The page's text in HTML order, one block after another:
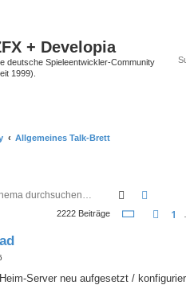
+ Developia
deutsche Spieleentwickler-Community
1999).
Allgemeines Talk-Brett
Suche
2222 Beiträge Seite 721
Server neu aufgesetzt /